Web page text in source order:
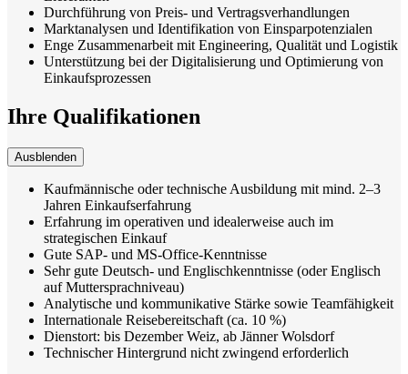
Durchführung von Preis- und Vertragsverhandlungen
Marktanalysen und Identifikation von Einsparpotenzialen
Enge Zusammenarbeit mit Engineering, Qualität und Logistik
Unterstützung bei der Digitalisierung und Optimierung von
Einkaufsprozessen
Ihre Qualifikationen
Ausblenden
Kaufmännische oder technische Ausbildung mit mind. 2–3
Jahren Einkaufserfahrung
Erfahrung im operativen und idealerweise auch im
strategischen Einkauf
Gute SAP- und MS-Office-Kenntnisse
Sehr gute Deutsch- und Englischkenntnisse (oder Englisch
auf Muttersprachniveau)
Analytische und kommunikative Stärke sowie Teamfähigkeit
Internationale Reisebereitschaft (ca. 10 %)
Dienstort: bis Dezember Weiz, ab Jänner Wolsdorf
Technischer Hintergrund nicht zwingend erforderlich